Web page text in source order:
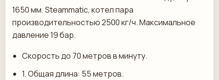
1650 мм. Steammatic, котел пара
производительностью 2500 кг/ч. Максимальное
давление 19 бар.
Скорость до 70 метров в минуту.
1.⁠ ⁠Общая длина: 55 метров.